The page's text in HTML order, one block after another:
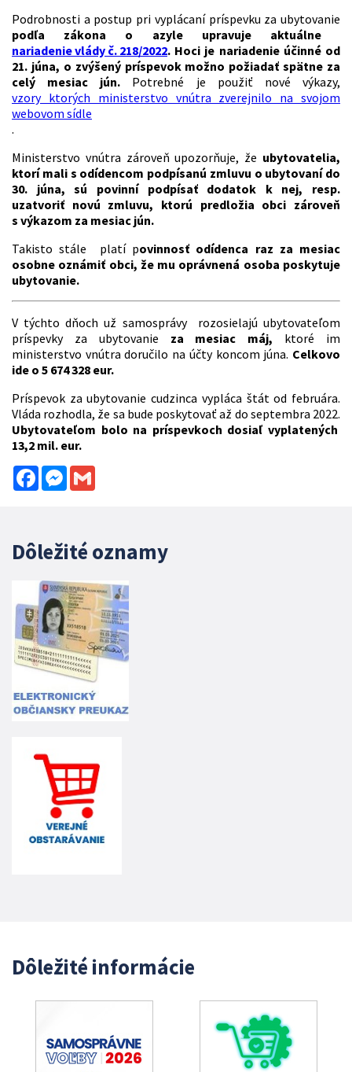
Podrobnosti a postup pri vyplácaní príspevku za ubytovanie
podľa zákona o azyle upravuje aktuálne
nariadenie vlády č. 218/2022. Hoci je nariadenie účinné od
21. júna, o zvýšený príspevok možno požiadať spätne za
celý mesiac jún. Potrebné je použiť nové výkazy,
vzory ktorých ministerstvo vnútra zverejnilo na svojom
webovom sídle
.
Ministerstvo vnútra zároveň upozorňuje, že ubytovatelia,
ktorí mali s odídencom podpísanú zmluvu o ubytovaní do
30. júna, sú povinní podpísať dodatok k nej, resp.
uzatvoriť novú zmluvu, ktorú predložia obci zároveň
s výkazom za mesiac jún.
Takisto stále platí povinnosť odídenca raz za mesiac
osobne oznámiť obci, že mu oprávnená osoba poskytuje
ubytovanie.
V týchto dňoch už samosprávy rozosielajú ubytovateľom
príspevky za ubytovanie za mesiac máj, ktoré im
ministerstvo vnútra doručilo na účty koncom júna. Celkovo
ide o 5 674 328 eur.
Príspevok za ubytovanie cudzinca vypláca štát od februára.
Vláda rozhodla, že sa bude poskytovať až do septembra 2022.
Ubytovateľom bolo na príspevkoch dosiaľ vyplatených
13,2 mil. eur.
FacebookMessenger
Dôležité oznamy
Dôležité informácie